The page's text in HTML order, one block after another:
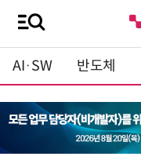
AI·SW 반도체